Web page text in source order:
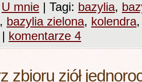
U mnie | Tagi: bazylia,
, bazylia zielona, kolendra
| komentarze 4
zbioru ziół